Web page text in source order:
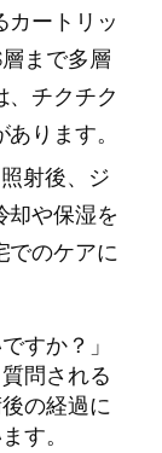
カートリッ
まで多層
、チクチク
ります。
照射後、ジ
却や保湿を
でのケアに
すか？」
問される
の経過に
す。